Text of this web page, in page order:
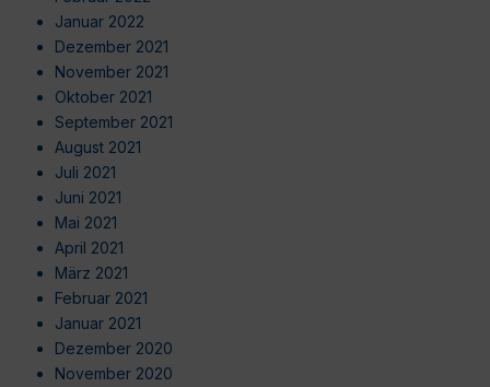
Januar 2022
Dezember 2021
November 2021
Oktober 2021
September 2021
August 2021
Juli 2021
Juni 2021
Mai 2021
April 2021
März 2021
Februar 2021
Januar 2021
Dezember 2020
November 2020